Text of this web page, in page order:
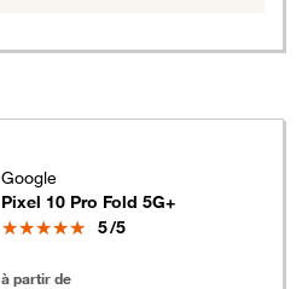
Google
Pixel 10 Pro Fold 5G+
Note
5/5
à partir de